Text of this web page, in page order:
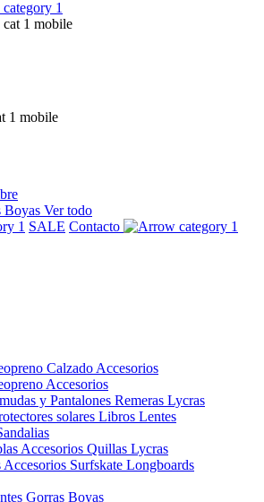
Boyas Ver todo
SALE Contacto
Calzado Accesorios
Accesorios
y Pantalones Remeras Lycras
solares Libros Lentes
Accesorios Quillas Lycras
Accesorios Surfskate Longboards
Gorras Boyas